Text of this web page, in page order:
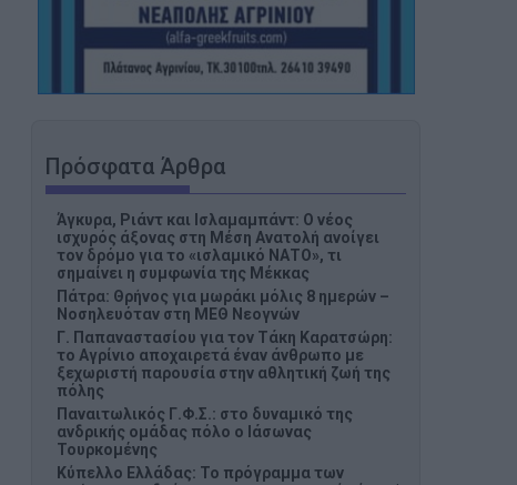
Πρόσφατα Άρθρα
Άγκυρα, Ριάντ και Ισλαμαμπάντ: Ο νέος
ισχυρός άξονας στη Μέση Ανατολή ανοίγει
τον δρόμο για το «ισλαμικό ΝΑΤΟ», τι
σημαίνει η συμφωνία της Μέκκας
Πάτρα: Θρήνος για μωράκι μόλις 8 ημερών –
Νοσηλευόταν στη ΜΕΘ Νεογνών
Γ. Παπαναστασίου για τον Τάκη Καρατσώρη:
το Αγρίνιο αποχαιρετά έναν άνθρωπο με
ξεχωριστή παρουσία στην αθλητική ζωή της
πόλης
Παναιτωλικός Γ.Φ.Σ.: στο δυναμικό της
ανδρικής ομάδας πόλο ο Ιάσωνας
Τουρκομένης
Κύπελλο Ελλάδας: Το πρόγραμμα των